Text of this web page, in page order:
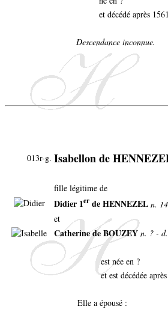
et décédé après
Descendance inconnue.
013r-g. Isabellon de
fille légitime de
Didier 1er de HENNEZEL n.
et
Catherine de BOUZEY n. ? -
est née en ?
et est décédée
Elle a épousé :